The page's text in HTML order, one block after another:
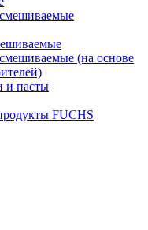
(на основе
и пасты
FUCHS